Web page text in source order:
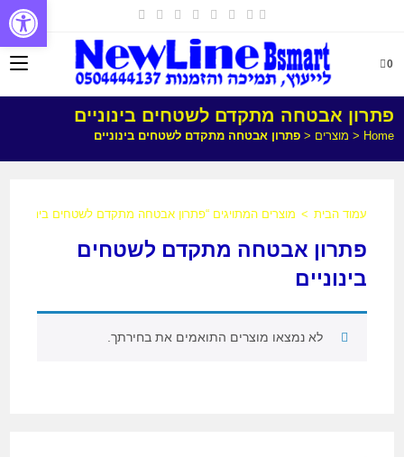
0
פתרון אבטחה מתקדם לשטחים בינוניים
Home
< מוצרים <פתרון אבטחה מתקדם לשטחים בינוניים
עמוד הבית > מוצרים המתויגים “פתרון אבטחה מתקדם לשטחים בינוניים”
פתרון אבטחה מתקדם לשטחים
בינוניים
לא נמצאו מוצרים התואמים את בחירתך.